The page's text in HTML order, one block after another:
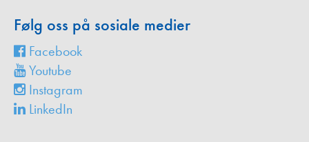
Følg oss på sosiale medier
Facebook
Youtube
Instagram
LinkedIn